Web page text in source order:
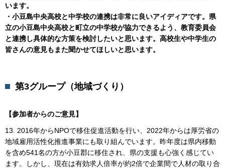
います。
・小豆島中央高校と中学校の連携は非常に良いアイディアです。県
立の小豆島中央高校と町立の中学校が協力できるよう、教育委員会
と連携し具体的な方策を検討したいと思います。高校生や中学生の
皆さんの意見もまた聞かせてほしいと思います。
第3グループ（地域づくり）
【参加者からのご意見】
13. 2016年からNPOで移住促進活動を行い、2022年からは厚労省の
地域雇用活性化推進事業にも取り組んでいます。昨年度は県内移動
を含め541名の方が小豆郡に移住され、県の支援も心強く感じてい
ます。しかし、現在は有効求人倍率が約2倍で企業間で人材の取り合